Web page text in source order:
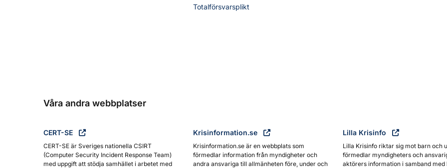
Totalförsvarsplikt
Våra andra webbplatser
CERT-SE
CERT-SE är Sveriges nationella CSIRT
(Computer Security Incident Response Team)
med uppgift att stödja samhället i arbetet med
Krisinformation.se
Krisinformation.se är en webbplats som
förmedlar information från myndigheter och
andra ansvariga till allmänheten före, under och
Lilla Krisinfo
Lilla Krisinfo riktar sig mot barn och
förmedlar myndigheters och
aktörers information i samband